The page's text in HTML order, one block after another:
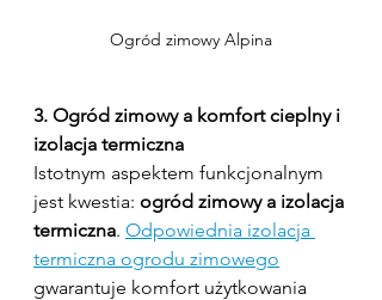
Ogród zimowy Alpina
3. Ogród zimowy a komfort cieplny i
izolacja termiczna
Istotnym aspektem funkcjonalnym
jest kwestia: ogród zimowy a izolacja
termiczna. Odpowiednia izolacja
termiczna ogrodu zimowego
gwarantuje komfort użytkowania